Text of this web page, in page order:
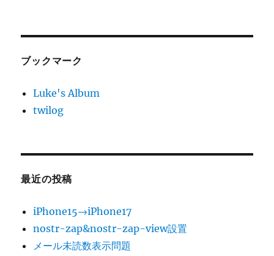
ブックマーク
Luke's Album
twilog
最近の投稿
iPhone15→iPhone17
nostr-zap&nostr-zap-view設置
メール未読数表示問題